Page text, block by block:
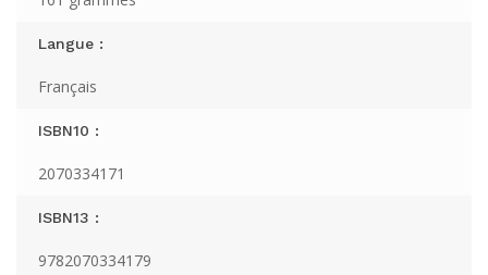
Langue :
Français
ISBN10 :
2070334171
ISBN13 :
9782070334179